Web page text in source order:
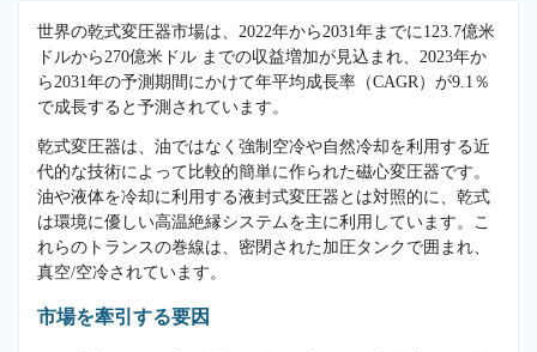
世界の乾式変圧器市場は、2022年から2031年までに123.7億米
ドルから270億米ドル までの収益増加が見込まれ、2023年か
ら2031年の予測期間にかけて年平均成長率（CAGR）が9.1％
で成長すると予測されています。
乾式変圧器は、油ではなく強制空冷や自然冷却を利用する近
代的な技術によって比較的簡単に作られた磁心変圧器です。
油や液体を冷却に利用する液封式変圧器とは対照的に、乾式
は環境に優しい高温絶縁システムを主に利用しています。こ
れらのトランスの巻線は、密閉された加圧タンクで囲まれ、
真空/空冷されています。
市場を牽引する要因